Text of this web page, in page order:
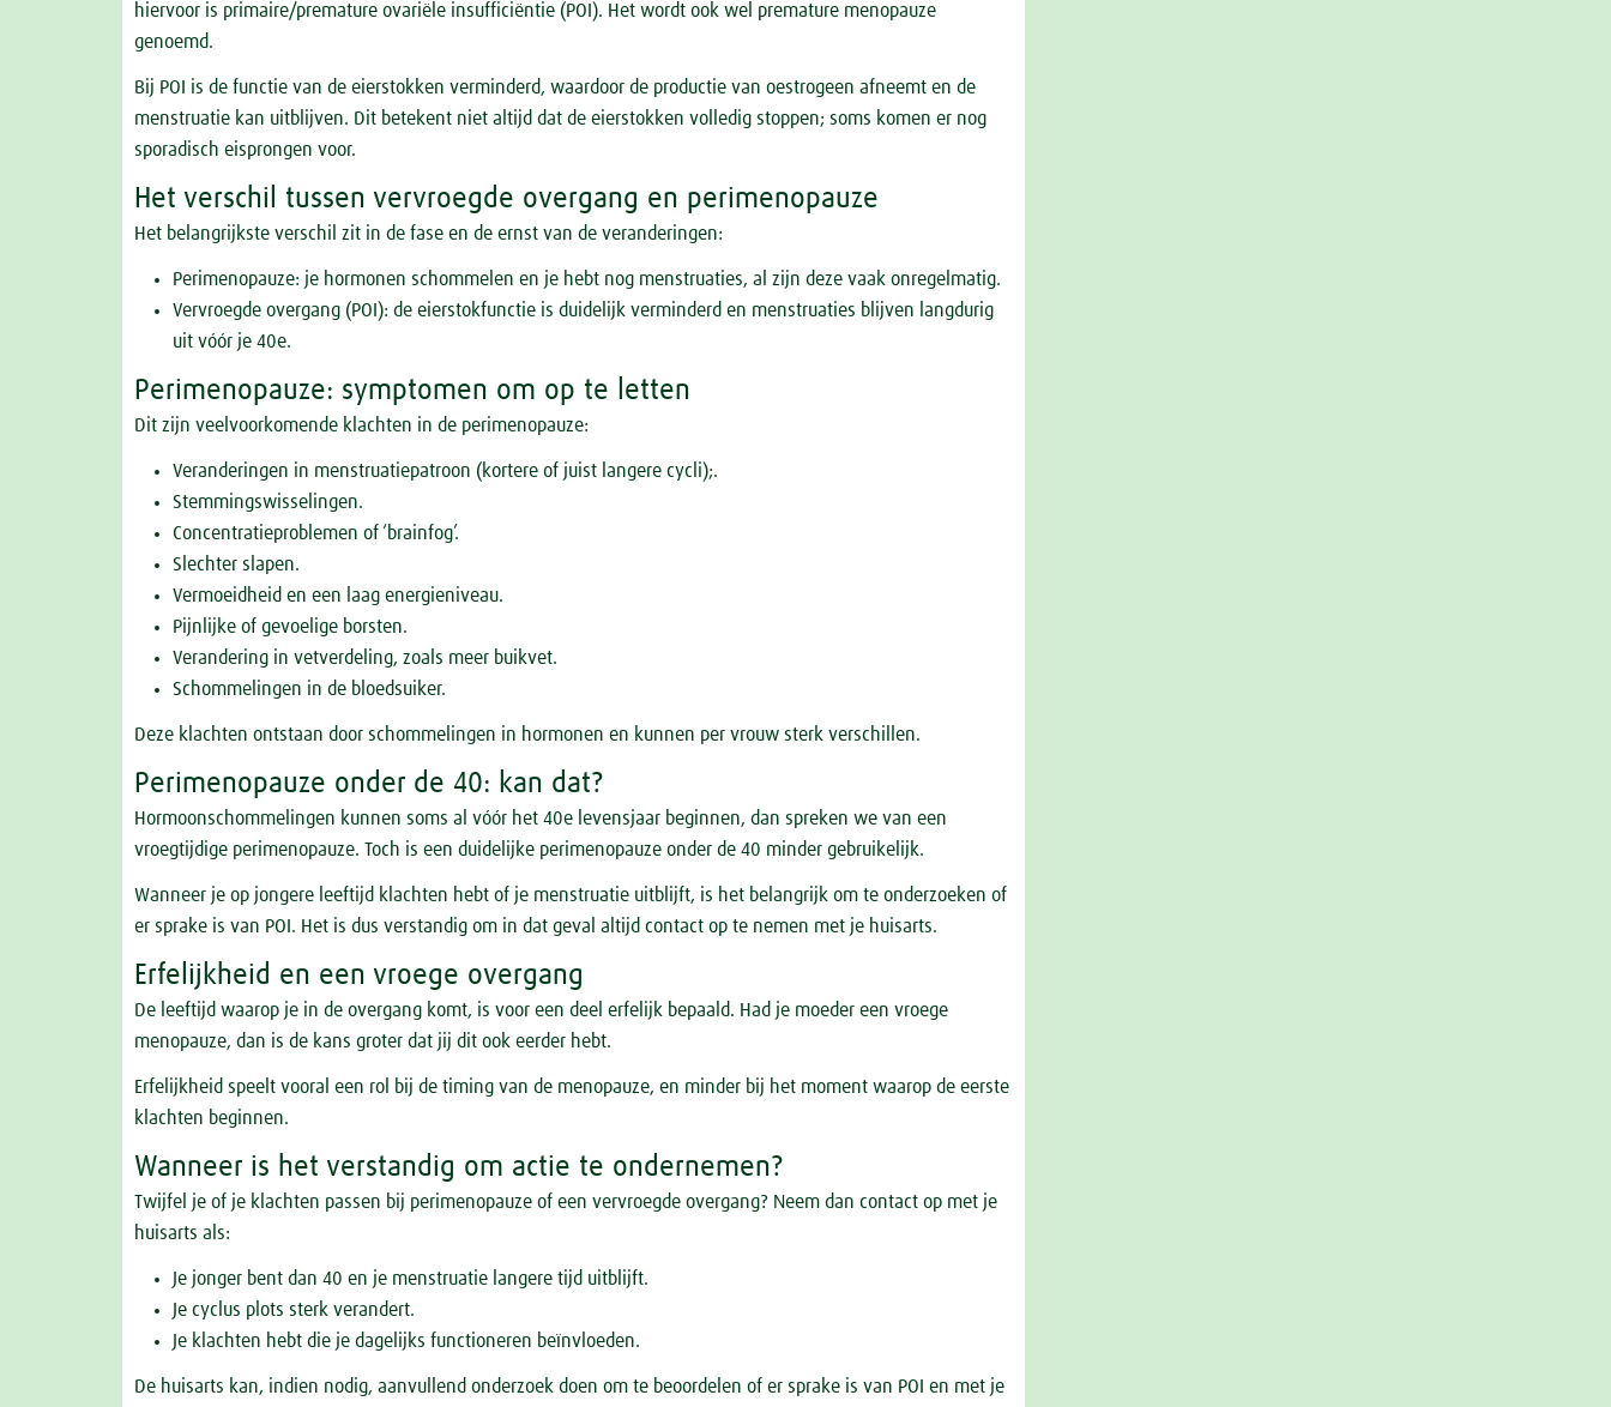
hiervoor is primaire/premature ovariële insufficiëntie (POI). Het wordt ook wel premature menopauze
genoemd.
Bij POI is de functie van de eierstokken verminderd, waardoor de productie van oestrogeen afneemt en de
menstruatie kan uitblijven. Dit betekent niet altijd dat de eierstokken volledig stoppen; soms komen er nog
sporadisch eisprongen voor.
Het verschil tussen vervroegde overgang en perimenopauze
Het belangrijkste verschil zit in de fase en de ernst van de veranderingen:
Perimenopauze: je hormonen schommelen en je hebt nog menstruaties, al zijn deze vaak onregelmatig.
Vervroegde overgang (POI): de eierstokfunctie is duidelijk verminderd en menstruaties blijven langdurig
uit vóór je 40e.
Perimenopauze: symptomen om op te letten
Dit zijn veelvoorkomende klachten in de perimenopauze:
Veranderingen in menstruatiepatroon (kortere of juist langere cycli);.
Stemmingswisselingen.
Concentratieproblemen of ‘brainfog’.
Slechter slapen.
Vermoeidheid en een laag energieniveau.
Pijnlijke of gevoelige borsten.
Verandering in vetverdeling, zoals meer buikvet.
Schommelingen in de bloedsuiker.
Deze klachten ontstaan door schommelingen in hormonen en kunnen per vrouw sterk verschillen.
Perimenopauze onder de 40: kan dat?
Hormoonschommelingen kunnen soms al vóór het 40e levensjaar beginnen, dan spreken we van een
vroegtijdige perimenopauze. Toch is een duidelijke perimenopauze onder de 40 minder gebruikelijk.
Wanneer je op jongere leeftijd klachten hebt of je menstruatie uitblijft, is het belangrijk om te onderzoeken of
er sprake is van POI. Het is dus verstandig om in dat geval altijd contact op te nemen met je huisarts.
Erfelijkheid en een vroege overgang
De leeftijd waarop je in de overgang komt, is voor een deel erfelijk bepaald. Had je moeder een vroege
menopauze, dan is de kans groter dat jij dit ook eerder hebt.
Erfelijkheid speelt vooral een rol bij de timing van de menopauze, en minder bij het moment waarop de eerste
klachten beginnen.
Wanneer is het verstandig om actie te ondernemen?
Twijfel je of je klachten passen bij perimenopauze of een vervroegde overgang? Neem dan contact op met je
huisarts als:
Je jonger bent dan 40 en je menstruatie langere tijd uitblijft.
Je cyclus plots sterk verandert.
Je klachten hebt die je dagelijks functioneren beïnvloeden.
De huisarts kan, indien nodig, aanvullend onderzoek doen om te beoordelen of er sprake is van POI en met je